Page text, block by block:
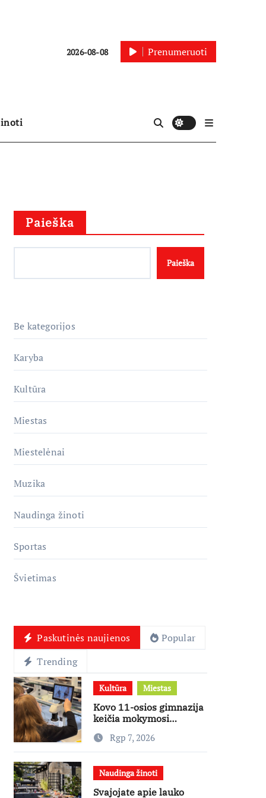
2026-08-08 Prenumeruoti
Paieška
Paieška
Be kategorijos
Karyba
Kultūra
Miestas
Miestelėnai
Muzika
Naudinga žinoti
Sportas
Švietimas
Paskutinės naujienos
Popular
Trending
Kultūra Miestas
Kovo 11-osios gimnazija
keičia mokymosi
kaupimo – prie jų
supratimo ir taikymo
Rgp 7, 2026
Naudinga žinoti
Svajojate apie lauko